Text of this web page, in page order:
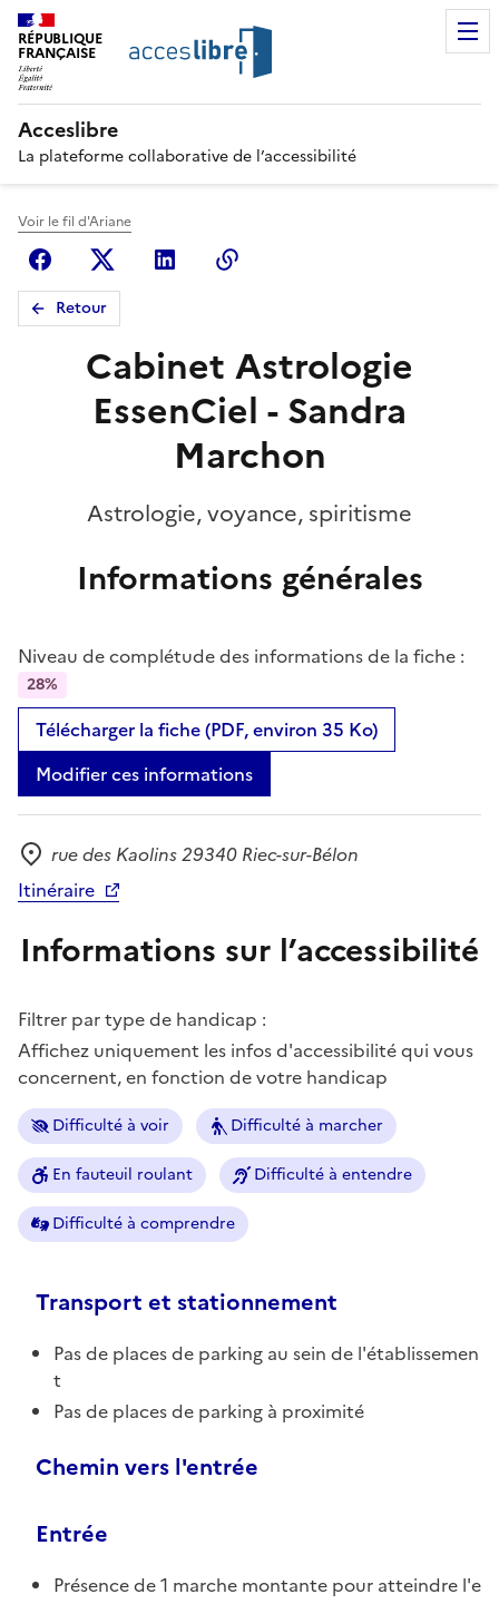
RÉPUBLIQUE
FRANÇAISE
Acceslibre
La plateforme collaborative de l’accessibilité
Voir le fil d'Ariane
FacebookX (anciennement Twitter)
Linkedin
Retour
Cabinet Astrologie
EssenCiel - Sandra
Marchon
Astrologie, voyance, spiritisme
Informations générales
Niveau de complétude des informations de la fiche :
28%
Télécharger la fiche (PDF, environ 35 Ko)
Modifier ces informations
Adresse
rue des Kaolins 29340 Riec-sur-Bélon
Itinéraire
Informations sur l’accessibilité
Filtrer par type de handicap :
Affichez uniquement les infos d'accessibilité qui vous
concernent, en fonction de votre handicap
Difficulté à voir Difficulté à marcher
En fauteuil roulant Difficulté à entendre
Difficulté à comprendre
Transport et stationnement
Pas de places de parking au sein de l'établissemen
t
Pas de places de parking à proximité
Chemin vers l'entrée
Entrée
Présence de 1 marche montante pour atteindre l'e